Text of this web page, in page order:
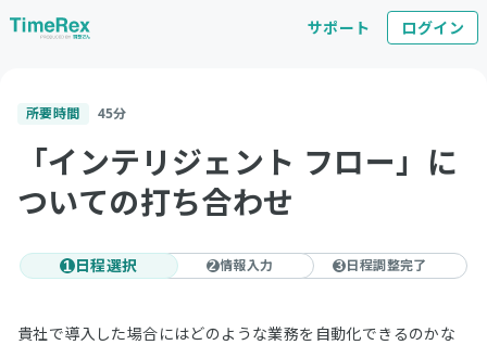
サポート ログイン
所要時間 45分
「インテリジェント フロー」に
ついての打ち合わせ
1 日程選択 2情報入力 3 日程調整完了
貴社で導入した場合にはどのような業務を自動化できるのかな